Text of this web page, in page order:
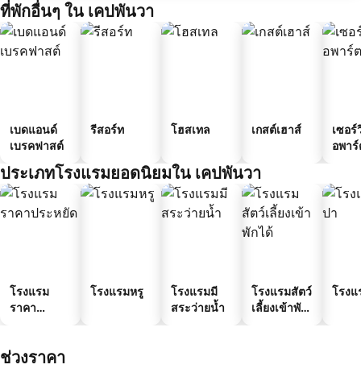
ที่พักอื่นๆ ใน เคปพันวา
เบดแอนด์
เบรคฟาสต์
รีสอร์ท โฮสเทล เกสต์เฮาส์
เซอร์
อพา
ประเภทโรงแรมยอดนิยมใน เคปพันวา
โรงแรม
ราคา
โรงแรมหรู
โรงแรมมี
สระว่ายน้ำ
โรงแรมสัตว์
เลี้ยงเข้าพัก
โรง
ช่วงราคา